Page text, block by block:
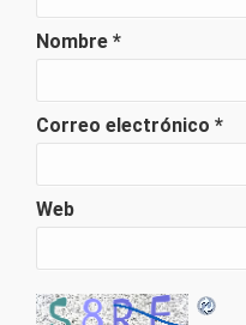
Nombre *
Correo electrónico *
Web